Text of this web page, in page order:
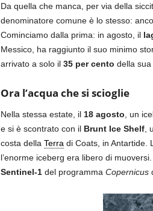
Da quella che manca, per via della
denominatore comune è lo stesso:
Cominciamo dalla prima: in agosto, il
Messico, ha raggiunto il suo minimo
arrivato a solo il 35 per cento della
Ora l’acqua che si scioglie
Nella stessa estate, il 18 agosto , un
e si è scontrato con il Brunt Ice Shelf,
costa della Terra di Coats, in Antartide.
l’enorme iceberg era libero di
Sentinel-1del programma Copernicus